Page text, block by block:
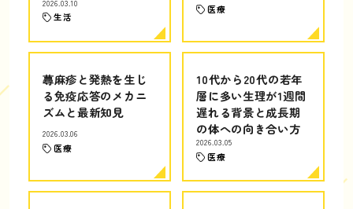
2026.03.10
生活
医療
蕁麻疹と発熱を生じ
る免疫応答のメカニ
ズムと最新知見
2026.03.06
医療
10代から20代の若年
層に多い生理が1週間
遅れる背景と成長期
の体への向き合い方
2026.03.05
医療